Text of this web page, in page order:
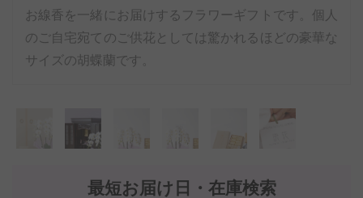
最短お届け日・在庫検索
お線香を一緒にお届けするフラワーギフトです。個人
のご自宅宛てのご供花としては驚かれるほどの豪華な
サイズの胡蝶蘭です。